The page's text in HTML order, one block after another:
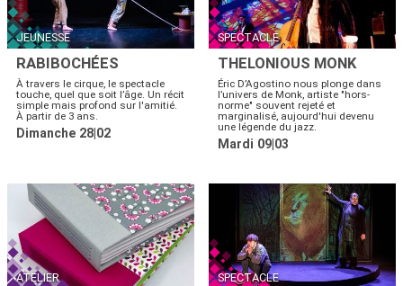
JEUNESSE
RABIBOCHÉES
À travers le cirque, le spectacle
touche, quel que soit l’âge. Un récit
simple mais profond sur l'amitié.
À partir de 3 ans.
Dimanche 28|02
SPECTACLE
THELONIOUS MONK
Éric D’Agostino nous plonge dans
l’univers de Monk, artiste "hors-
norme" souvent rejeté et
marginalisé, aujourd'hui devenu
une légende du jazz.
Mardi 09|03
ATELIER SPECTACLE